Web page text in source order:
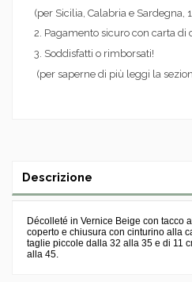
(per Sicilia, Calabria e Sardegna,
2. Pagamento sicuro con carta di
3. Soddisfatti o rimborsati!
(per saperne di più leggi la
Descrizione
Décolleté in Vernice Beige con tacco
coperto e chiusura con cinturino alla
taglie piccole dalla 32 alla 35 e di 11
alla 45.